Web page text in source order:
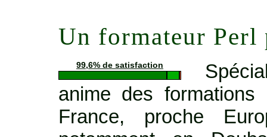
Un formateur Perl
99,6% de satisfaction
anime des
France, proche